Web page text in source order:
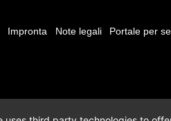
Impronta Note legali Portale per